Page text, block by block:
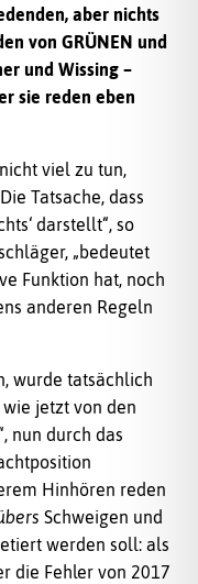
aber nichts
von GRÜNEN und
und Wissing –
sie reden eben
viel zu tun,
Tatsache, dass
darstellt“, so
„bedeutet
Funktion hat, noch
anderen Regeln
wurde tatsächlich
jetzt von den
nun durch das
Hinhören reden
Schweigen und
werden soll: als
die Fehler von 2017